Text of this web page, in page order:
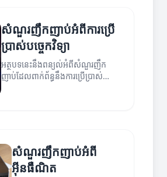
សំណួរញឹកញាប់អំពីការប្រើ
ប្រាស់បច្ចេកវិទ្យា
អត្ថបទនេះនឹងពន្យល់អំពីសំណួរញឹក
ញាប់ដែលពាក់ព័ន្ធនឹងការប្រើប្រាស់
បច្ចេកវិទ្យា និងវិធីសាស្ត្រដែលអាចជួយ
សំណួរញឹកញាប់អំពី
អ៊ីនធឺណិត